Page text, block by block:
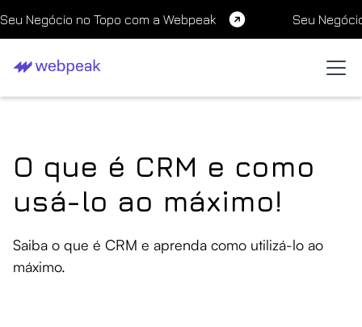
Seu Negócio no Topo com a Webpeak Seu
O que é CRM e como
usá-lo ao máximo!
Saiba o que é CRM e aprenda como utilizá-lo ao
máximo.